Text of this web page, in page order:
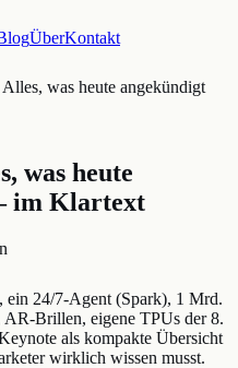
ÜberKontakt
was heute angekündigt
was heute
im Klartext
ein 24/7-Agent (Spark), 1 Mrd.
Brillen, eigene TPUs der 8.
als kompakte Übersicht
wirklich wissen musst.